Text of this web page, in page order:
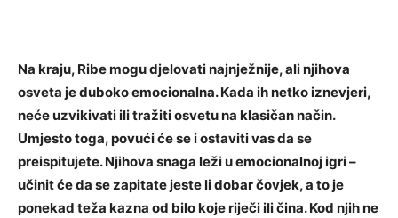
Na kraju, Ribe mogu djelovati najnježnije, ali njihova
osveta je duboko emocionalna. Kada ih netko iznevjeri,
neće uzvikivati ili tražiti osvetu na klasičan način.
Umjesto toga, povući će se i ostaviti vas da se
preispitujete. Njihova snaga leži u emocionalnoj igri –
učinit će da se zapitate jeste li dobar čovjek, a to je
ponekad teža kazna od bilo koje riječi ili čina. Kod njih ne